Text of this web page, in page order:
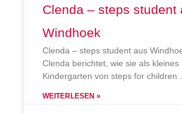
Clenda – steps student
Windhoek
Clenda – steps student aus
Clenda berichtet, wie sie als kleines
Kindergarten von steps for children
WEITERLESEN »